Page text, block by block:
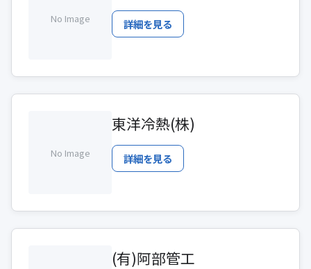
No Image 詳細を見る
No Image
東洋冷熱(株)
詳細を見る
(有)阿部管工